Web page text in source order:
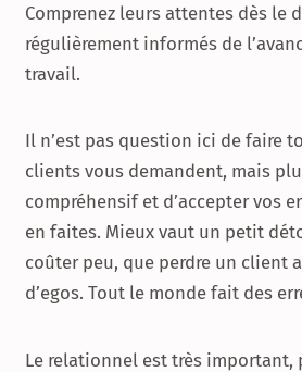
Comprenez leurs attentes dès le
régulièrement informés de
travail.
Il n’est pas question ici de faire
clients vous demandent, mais
compréhensif et d’accepter vos
en faites. Mieux vaut un petit
coûter peu, que perdre un client
d’egos. Tout le monde fait des
Le relationnel est très